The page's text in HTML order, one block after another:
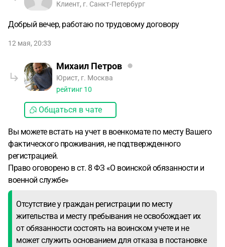
Клиент, г. Санкт-Петербург
Добрый вечер, работаю по трудовому договору
12 мая, 20:33
Михаил Петров
Юрист, г. Москва
рейтинг 10
Общаться в чате
Вы можете встать на учет в военкомате по месту Вашего
фактического проживания, не подтвержденного
регистрацией.
Право оговорено в ст. 8 ФЗ «О воинской обязанности и
военной службе»
Отсутствие у граждан регистрации по месту
жительства и месту пребывания не освобождает их
от обязанности состоять на воинском учете и не
может служить основанием для отказа в постановке